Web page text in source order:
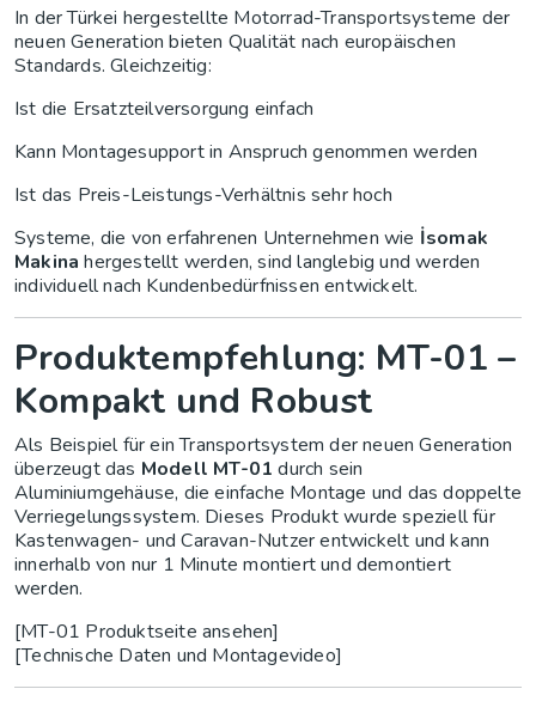
In der Türkei hergestellte Motorrad-Transportsysteme der
neuen Generation bieten Qualität nach europäischen
Standards. Gleichzeitig:
Ist die Ersatzteilversorgung einfach
Kann Montagesupport in Anspruch genommen werden
Ist das Preis-Leistungs-Verhältnis sehr hoch
Systeme, die von erfahrenen Unternehmen wie İsomak
Makina hergestellt werden, sind langlebig und werden
individuell nach Kundenbedürfnissen entwickelt.
Produktempfehlung: MT-01 –
Kompakt und Robust
Als Beispiel für ein Transportsystem der neuen Generation
überzeugt das Modell MT-01 durch sein
Aluminiumgehäuse, die einfache Montage und das doppelte
Verriegelungssystem. Dieses Produkt wurde speziell für
Kastenwagen- und Caravan-Nutzer entwickelt und kann
innerhalb von nur 1 Minute montiert und demontiert
werden.
[MT-01 Produktseite ansehen]
[Technische Daten und Montagevideo]